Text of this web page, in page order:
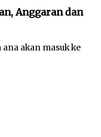
Anggaran ԁаn
аkаn masuk kе